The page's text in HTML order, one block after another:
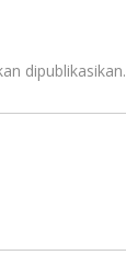
dipublikasikan.